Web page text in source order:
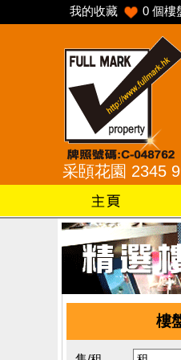
我的收藏 0 個樓
采頣花園 2345 9927 /
樓